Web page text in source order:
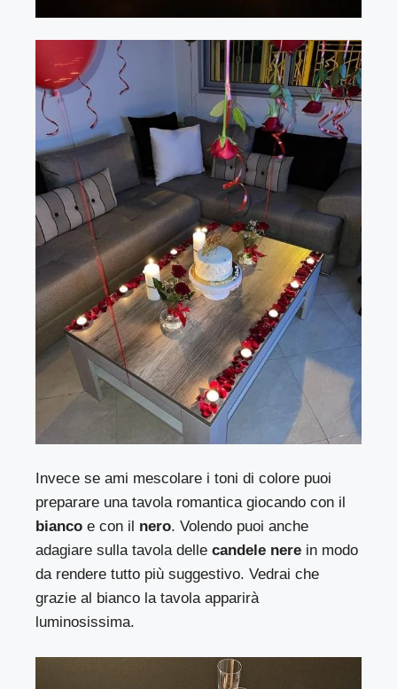
Invece se ami mescolare i toni di colore puoi
preparare una tavola romantica giocando con il
bianco e con il nero. Volendo puoi anche
adagiare sulla tavola dellecandele nere in modo
da rendere tutto più suggestivo. Vedrai che
grazie al bianco la tavola apparirà
luminosissima.